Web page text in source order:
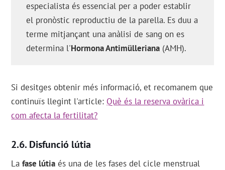
especialista és essencial per a poder establir
el pronòstic reproductiu de la parella. Es duu a
terme mitjançant una anàlisi de sang on es
determina l'Hormona Antimülleriana (AMH).
Si desitges obtenir més informació, et recomanem que
continuïs llegint l'article: Què és la reserva ovàrica i
com afecta la fertilitat?
Disfunció lútia
Lafase lútia és una de les fases del cicle menstrual